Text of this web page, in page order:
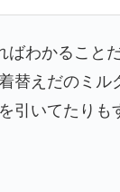
わかること
替えだのミル
引いてたりも